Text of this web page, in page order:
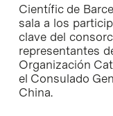
Científic de
sala a los
clave del
representantes
Organización
el Consulado
China.